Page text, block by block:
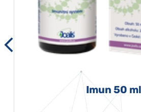
Imun 50 ml